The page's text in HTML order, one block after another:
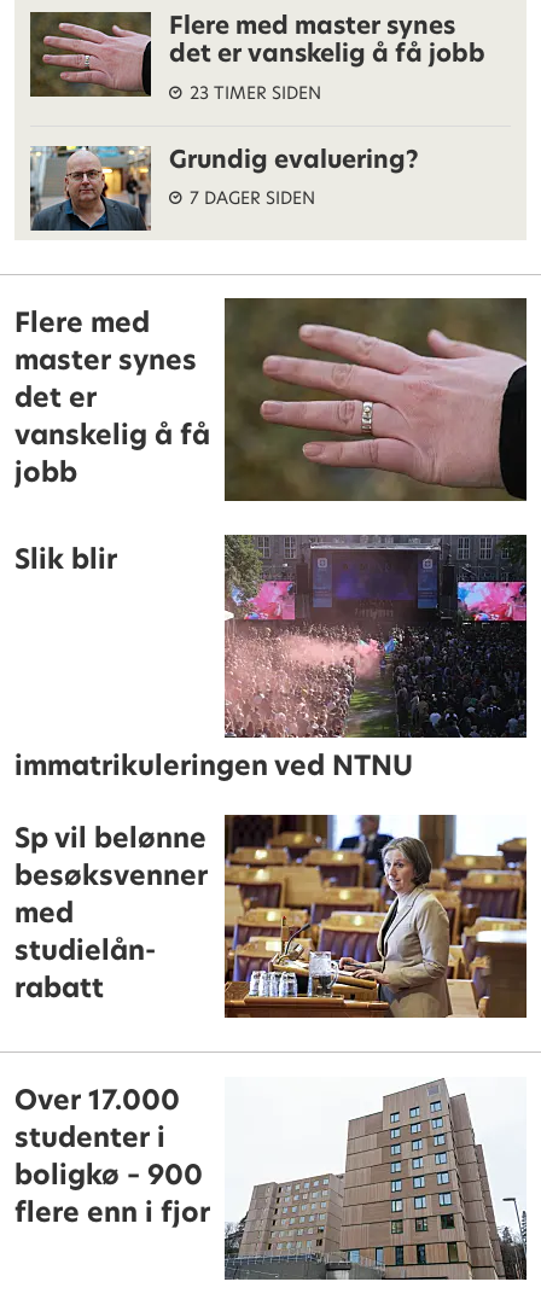
Flere med master synes
det er vanskelig å få jobb
23 TIMER SIDEN
Grundig evaluering?
7 DAGER SIDEN
Flere med
master synes
det er
vanskelig å få
jobb
Slik blir
immatrikuleringen ved NTNU
Sp vil belønne
besøksvenner
med
studielån-
rabatt
Over 17.000
studenter i
boligkø – 900
flere enn i fjor